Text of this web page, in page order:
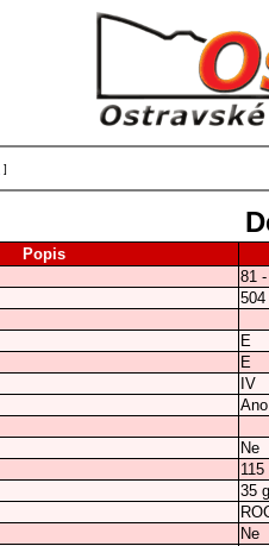
]
Popis
81
504
E
E
IV
Ano
Ne
35 g
Ne